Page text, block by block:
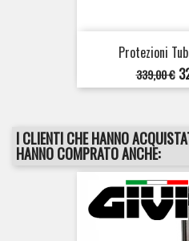
Protezioni
Prezzo
base
339,00 €
I CLIENTI CHE HANNO
HANNO COMPRATO ANCHE: